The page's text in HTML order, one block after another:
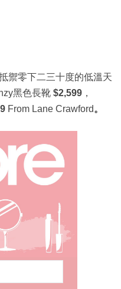
禦零下二三十度的低溫天
黑色長靴 $2,599 ，
From Lane Crawford。